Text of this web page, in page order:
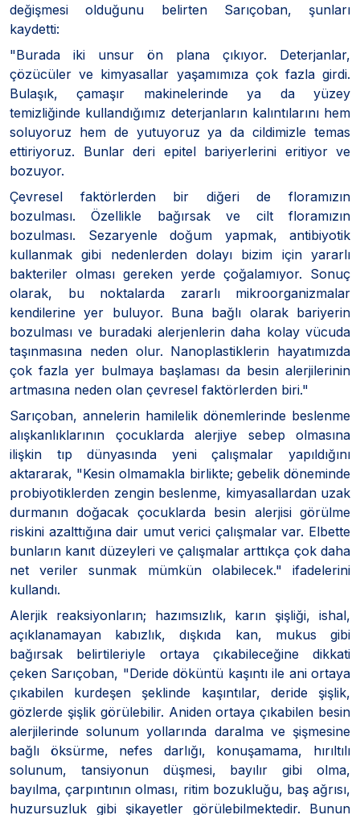
değişmesi olduğunu belirten Sarıçoban, şunları
kaydetti:
"Burada iki unsur ön plana çıkıyor. Deterjanlar,
çözücüler ve kimyasallar yaşamımıza çok fazla girdi.
Bulaşık, çamaşır makinelerinde ya da yüzey
temizliğinde kullandığımız deterjanların kalıntılarını hem
soluyoruz hem de yutuyoruz ya da cildimizle temas
ettiriyoruz. Bunlar deri epitel bariyerlerini eritiyor ve
bozuyor.
Çevresel faktörlerden bir diğeri de floramızın
bozulması. Özellikle bağırsak ve cilt floramızın
bozulması. Sezaryenle doğum yapmak, antibiyotik
kullanmak gibi nedenlerden dolayı bizim için yararlı
bakteriler olması gereken yerde çoğalamıyor. Sonuç
olarak, bu noktalarda zararlı mikroorganizmalar
kendilerine yer buluyor. Buna bağlı olarak bariyerin
bozulması ve buradaki alerjenlerin daha kolay vücuda
taşınmasına neden olur. Nanoplastiklerin hayatımızda
çok fazla yer bulmaya başlaması da besin alerjilerinin
artmasına neden olan çevresel faktörlerden biri."
Sarıçoban, annelerin hamilelik dönemlerinde beslenme
alışkanlıklarının çocuklarda alerjiye sebep olmasına
ilişkin tıp dünyasında yeni çalışmalar yapıldığını
aktararak, "Kesin olmamakla birlikte; gebelik döneminde
probiyotiklerden zengin beslenme, kimyasallardan uzak
durmanın doğacak çocuklarda besin alerjisi görülme
riskini azalttığına dair umut verici çalışmalar var. Elbette
bunların kanıt düzeyleri ve çalışmalar arttıkça çok daha
net veriler sunmak mümkün olabilecek." ifadelerini
kullandı.
Alerjik reaksiyonların; hazımsızlık, karın şişliği, ishal,
açıklanamayan kabızlık, dışkıda kan, mukus gibi
bağırsak belirtileriyle ortaya çıkabileceğine dikkati
çeken Sarıçoban, "Deride döküntü kaşıntı ile ani ortaya
çıkabilen kurdeşen şeklinde kaşıntılar, deride şişlik,
gözlerde şişlik görülebilir. Aniden ortaya çıkabilen besin
alerjilerinde solunum yollarında daralma ve şişmesine
bağlı öksürme, nefes darlığı, konuşamama, hırıltılı
solunum, tansiyonun düşmesi, bayılır gibi olma,
bayılma, çarpıntının olması, ritim bozukluğu, baş ağrısı,
huzursuzluk gibi şikayetler görülebilmektedir. Bunun